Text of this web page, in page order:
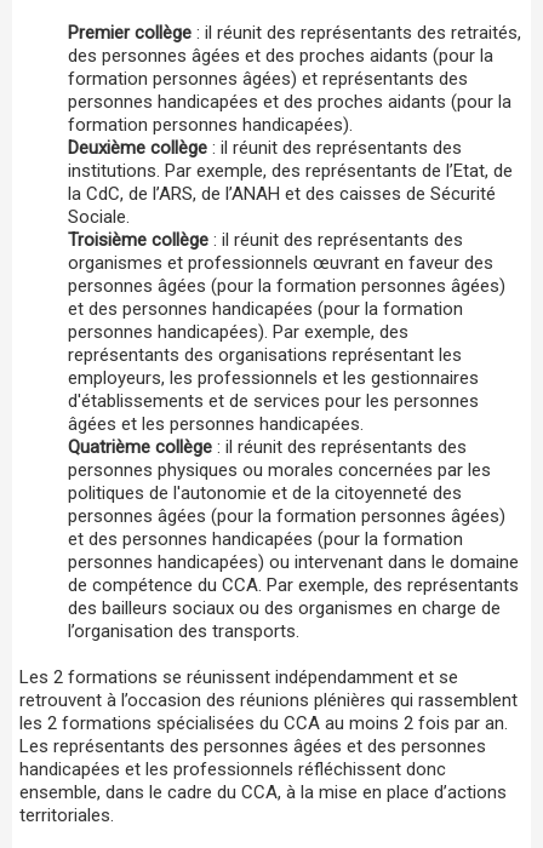
Premier collège : il réunit des représentants des retraités,
des personnes âgées et des proches aidants (pour la
formation personnes âgées) et représentants des
personnes handicapées et des proches aidants (pour la
formation personnes handicapées).
Deuxième collège : il réunit des représentants des
institutions. Par exemple, des représentants de l’Etat, de
la CdC, de l’ARS, de l’ANAH et des caisses de Sécurité
Sociale.
Troisième collège : il réunit des représentants des
organismes et professionnels œuvrant en faveur des
personnes âgées (pour la formation personnes âgées)
et des personnes handicapées (pour la formation
personnes handicapées). Par exemple, des
représentants des organisations représentant les
employeurs, les professionnels et les gestionnaires
d'établissements et de services pour les personnes
âgées et les personnes handicapées.
Quatrième collège : il réunit des représentants des
personnes physiques ou morales concernées par les
politiques de l'autonomie et de la citoyenneté des
personnes âgées (pour la formation personnes âgées)
et des personnes handicapées (pour la formation
personnes handicapées) ou intervenant dans le domaine
de compétence du CCA. Par exemple, des représentants
des bailleurs sociaux ou des organismes en charge de
l’organisation des transports.
Les 2 formations se réunissent indépendamment et se
retrouvent à l’occasion des réunions plénières qui rassemblent
les 2 formations spécialisées du CCA au moins 2 fois par an.
Les représentants des personnes âgées et des personnes
handicapées et les professionnels réfléchissent donc
ensemble, dans le cadre du CCA, à la mise en place d’actions
territoriales.